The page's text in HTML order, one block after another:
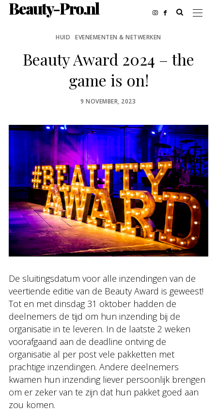
Beauty-Pro.nl
HUID EVENEMENTEN & NETWERKEN
Beauty Award 2024 – the
game is on!
POSTED
9 NOVEMBER, 2023
De sluitingsdatum voor alle inzendingen van de
veertiende editie van de Beauty Award is geweest!
Tot en met dinsdag 31 oktober hadden de
deelnemers de tijd om hun inzending bij de
organisatie in te leveren. In de laatste 2 weken
voorafgaand aan de deadline ontving de
organisatie al per post vele pakketten met
prachtige inzendingen. Andere deelnemers
kwamen hun inzending liever persoonlijk brengen
om er zeker van te zijn dat hun pakket goed aan
zou komen.